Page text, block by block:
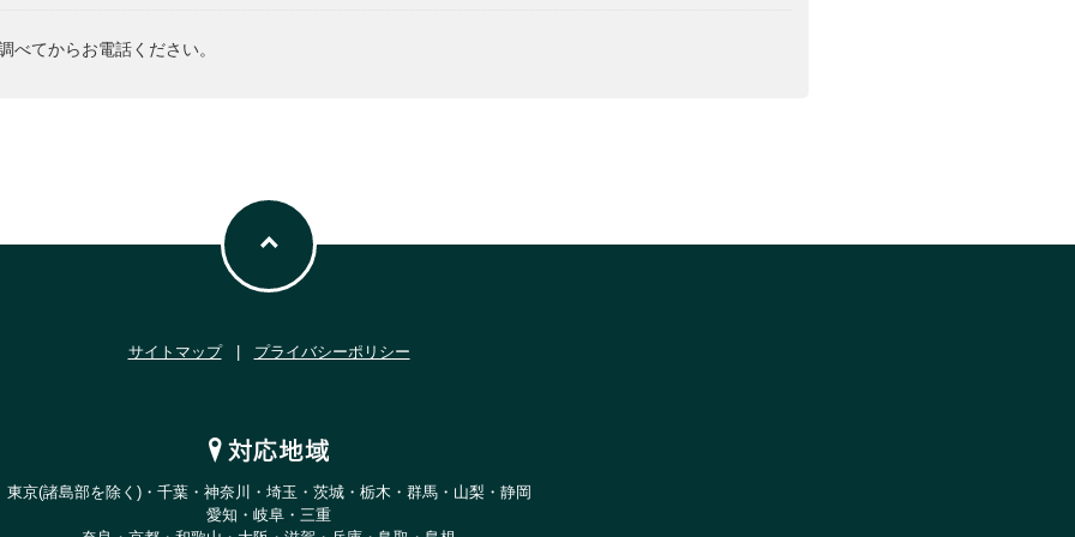
べてからお電話ください。
サイトマップ | プライバシーポリシー
東京(諸島部を除く)・千葉・神奈川・埼玉・茨城・栃木・群馬・山梨・静岡
愛知・岐阜・三重